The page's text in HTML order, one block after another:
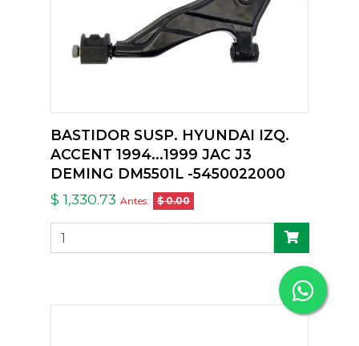
BASTIDOR SUSP. HYUNDAI IZQ.
ACCENT 1994...1999 JAC J3
DEMING DM5501L -5450022000
$ 1,330.73 Antes: $ 0.00